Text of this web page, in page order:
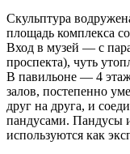
Скульптура
площадь комплекса
Вход в музей — с
проспекта), чуть
В павильоне — 4
залов, постепенно
друг на друга, и
пандусами. Пандусы
используются как